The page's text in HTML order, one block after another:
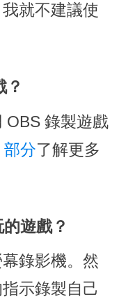
就不建議使
？
OBS 錄製遊戲
部分了解更多
遊戲？
錄影機。然
示錄製自己